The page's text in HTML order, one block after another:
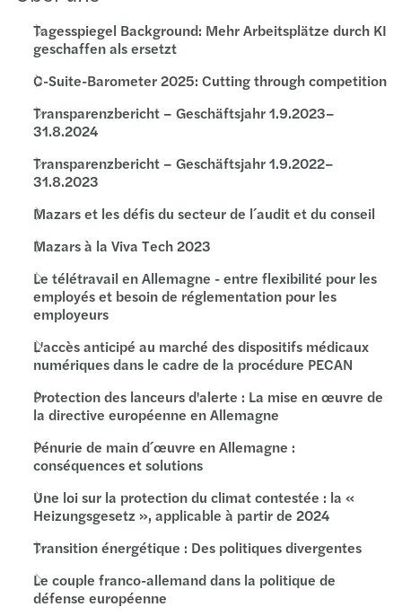
Tagesspiegel Background: Mehr Arbeitsplätze durch KI
geschaffen als ersetzt
C-Suite-Barometer 2025: Cutting through competition
Transparenzbericht – Geschäftsjahr 1.9.2023–
31.8.2024
Transparenzbericht – Geschäftsjahr 1.9.2022–
31.8.2023
Mazars et les défis du secteur de l´audit et du conseil
Mazars à la Viva Tech 2023
Le télétravail en Allemagne - entre flexibilité pour les
employés et besoin de réglementation pour les
employeurs
L'accès anticipé au marché des dispositifs médicaux
numériques dans le cadre de la procédure PECAN
Protection des lanceurs d'alerte : La mise en œuvre de
la directive européenne en Allemagne
Pénurie de main d´œuvre en Allemagne :
conséquences et solutions
Une loi sur la protection du climat contestée : la «
Heizungsgesetz », applicable à partir de 2024
Transition énergétique : Des politiques divergentes
Le couple franco-allemand dans la politique de
défense européenne